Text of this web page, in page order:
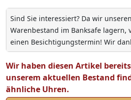
Sind Sie interessiert? Da wir
Warenbestand im Banksafe lagern,
einen Besichtigungstermin! Wir
Wir haben diesen Artikel
unserem aktuellen Bestand
ähnliche Uhren.